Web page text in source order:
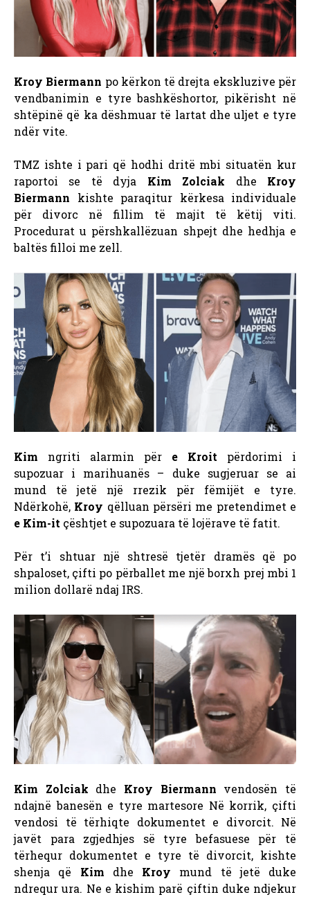
Kroy Biermann po kërkon të drejta ekskluzive për
vendbanimin e tyre bashkëshortor, pikërisht në
shtëpinë që ka dëshmuar të lartat dhe uljet e tyre
ndër vite.
TMZ ishte i pari që hodhi dritë mbi situatën kur
raportoi se të dyja Kim Zolciak dhe Kroy
Biermann kishte paraqitur kërkesa individuale
për divorc në fillim të majit të këtij viti.
Procedurat u përshkallëzuan shpejt dhe hedhja e
baltës filloi me zell.
Kim ngriti alarmin për e Kroit përdorimi i
supozuar i marihuanës – duke sugjeruar se ai
mund të jetë një rrezik për fëmijët e tyre.
Ndërkohë, Kroy qëlluan përsëri me pretendimet e
e Kim-it çështjet e supozuara të lojërave të fatit.
Për t’i shtuar një shtresë tjetër dramës që po
shpaloset, çifti po përballet me një borxh prej mbi 1
milion dollarë ndaj IRS.
Kim Zolciak dhe Kroy Biermann vendosën të
ndajnë banesën e tyre martesore Në korrik, çifti
vendosi të tërhiqte dokumentet e divorcit. Në
javët para zgjedhjes së tyre befasuese për të
tërhequr dokumentet e tyre të divorcit, kishte
shenja që Kim dhe Kroy mund të jetë duke
ndrequr ura. Ne e kishim parë çiftin duke ndjekur